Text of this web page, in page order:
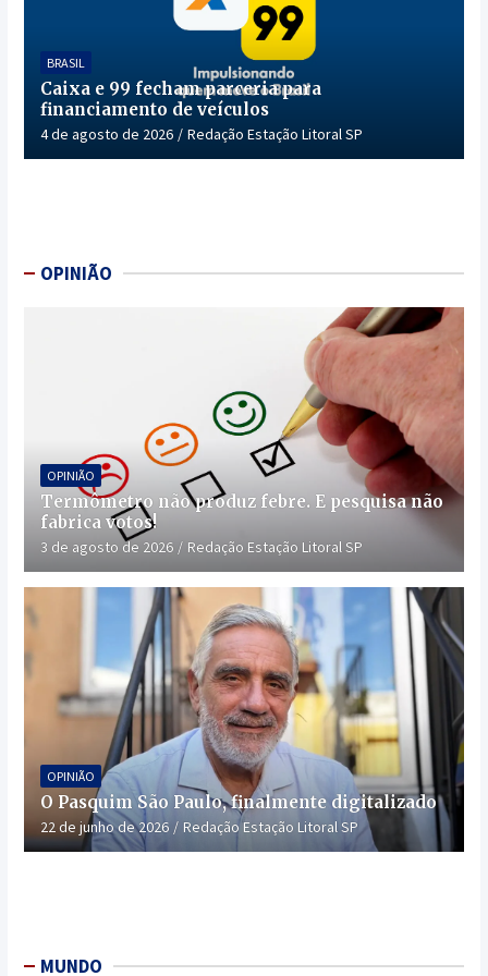
BRASIL
Caixa e 99 fecham parceria para
financiamento de veículos
4 de agosto de 2026 Redação Estação Litoral SP
OPINIÃO
OPINIÃO
Termômetro não produz febre. E pesquisa não
fabrica votos!
3 de agosto de 2026 Redação Estação Litoral SP
OPINIÃO
O Pasquim São Paulo, finalmente digitalizado
22 de junho de 2026 Redação Estação Litoral SP
MUNDO